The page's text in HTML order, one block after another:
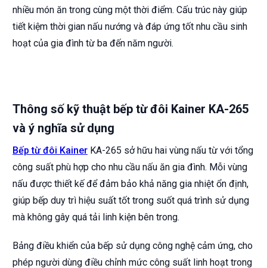
nhiều món ăn trong cùng một thời điểm. Cấu trúc này giúp
tiết kiệm thời gian nấu nướng và đáp ứng tốt nhu cầu sinh
hoạt của gia đình từ ba đến năm người.
Thông số kỹ thuật bếp từ đôi Kainer KA-265
và ý nghĩa sử dụng
Bếp từ đôi Kainer KA-265 sở hữu hai vùng nấu từ với tổng
công suất phù hợp cho nhu cầu nấu ăn gia đình. Mỗi vùng
nấu được thiết kế để đảm bảo khả năng gia nhiệt ổn định,
giúp bếp duy trì hiệu suất tốt trong suốt quá trình sử dụng
mà không gây quá tải linh kiện bên trong.
Bảng điều khiển của bếp sử dụng công nghệ cảm ứng, cho
phép người dùng điều chỉnh mức công suất linh hoạt trong